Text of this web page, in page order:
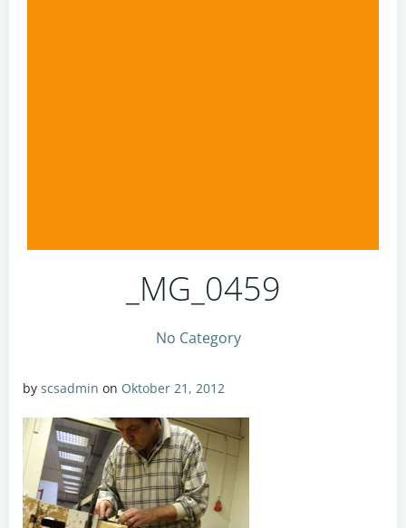
_MG_0459
No Category
by scsadmin on Oktober 21, 2012